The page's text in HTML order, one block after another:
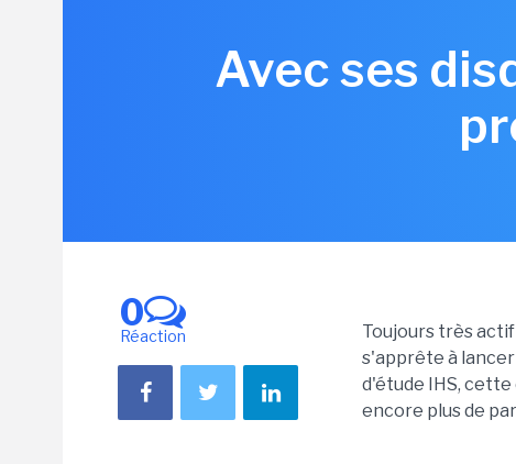
Avec ses
0
Réaction
Toujours très actif
s'apprête à lancer
d'étude IHS,
encore plus de